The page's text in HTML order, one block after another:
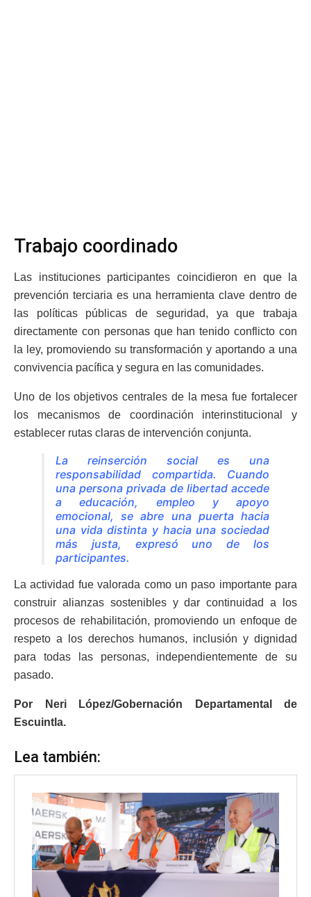
Trabajo coordinado
Las instituciones participantes coincidieron en que la
prevención terciaria es una herramienta clave dentro de
las políticas públicas de seguridad, ya que trabaja
directamente con personas que han tenido conflicto con
la ley, promoviendo su transformación y aportando a una
convivencia pacífica y segura en las comunidades.
Uno de los objetivos centrales de la mesa fue fortalecer
los mecanismos de coordinación interinstitucional y
establecer rutas claras de intervención conjunta.
La reinserción social es una
responsabilidad compartida. Cuando
una persona privada de libertad accede
a educación, empleo y apoyo
emocional, se abre una puerta hacia
una vida distinta y hacia una sociedad
más justa, expresó uno de los
participantes.
La actividad fue valorada como un paso importante para
construir alianzas sostenibles y dar continuidad a los
procesos de rehabilitación, promoviendo un enfoque de
respeto a los derechos humanos, inclusión y dignidad
para todas las personas, independientemente de su
pasado.
Por Neri López/Gobernación Departamental de
Escuintla.
Lea también: